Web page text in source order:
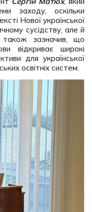
заходу, оскільки
Нової української
сусідству, але й
також зазначив, що
відкриває широкі
для української
освітніх систем.